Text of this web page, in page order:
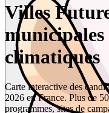
Villes
climatiques
Carte interactive des
2026 en France. Plus de
programmes, sites de